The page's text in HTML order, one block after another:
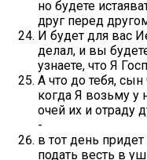
но будете
друг перед
И будет для вас
делал, и вы
узнаете, что Я
А что до тебя,
когда Я возьму у
очей их и отраду
-
в тот день
подать весть в